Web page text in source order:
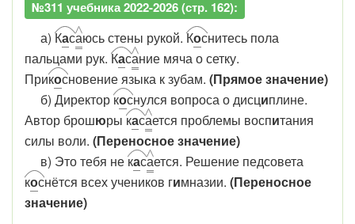
№311 учебника 2022-2026 (стр. 162):
а) Касаюсь стены рукой. Коснитесь пола
пальцами рук. Касание мяча о сетку.
Прикосновение языка к зубам. (Прямое значение)
б) Директоркоснулся вопроса о дисциплине.
Автор брошюры касается проблемы воспитания
силы воли. (Переносное значение)
в) Это тебя некасается. Решение педсовета
коснётся всех учеников гимназии. (Переносное
значение)